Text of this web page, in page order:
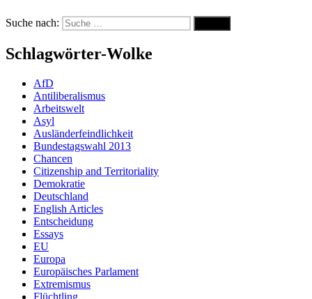
Suche nach:
Schlagwörter-Wolke
AfD
Antiliberalismus
Arbeitswelt
Asyl
Ausländerfeindlichkeit
Bundestagswahl 2013
Chancen
Citizenship and Territoriality
Demokratie
Deutschland
English Articles
Entscheidung
Essays
EU
Europa
Europäisches Parlament
Extremismus